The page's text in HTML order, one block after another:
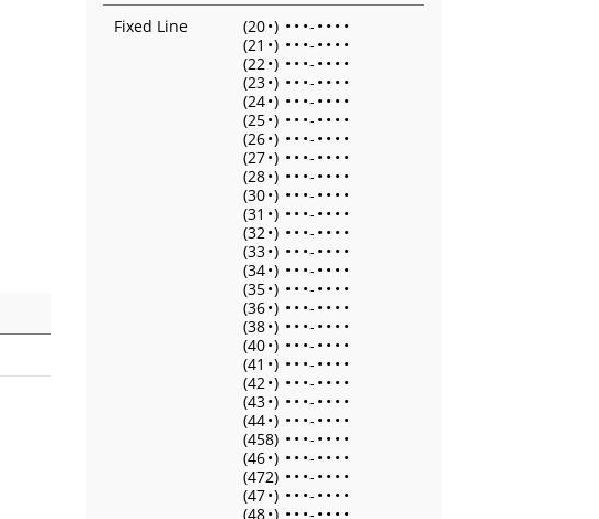
Fixed Line
(20•) • • •- • • • •
(21 •) • • •- • • • •
(22•) • • •- • • • •
(23•) • • •- • • • •
(24•) • • •- • • • •
(25•) • • •- • • • •
(26•) • • •- • • • •
(27•) • • •- • • • •
(28•) • • •- • • • •
(30•) • • •- • • • •
(31 •) • • •- • • • •
(32•) • • •- • • • •
(33•) • • •- • • • •
(34•) • • •- • • • •
(35•) • • •- • • • •
(36•) • • •- • • • •
(38•) • • •- • • • •
(40•) • • •- • • • •
(41 •) • • •- • • • •
(42•) • • •- • • • •
(43•) • • •- • • • •
(44•) • • •- • • • •
(458) • • •- • • • •
(46•) • • •- • • • •
(472) • • •- • • • •
(47•) • • •- • • • •
(48•) • • •- • • • •